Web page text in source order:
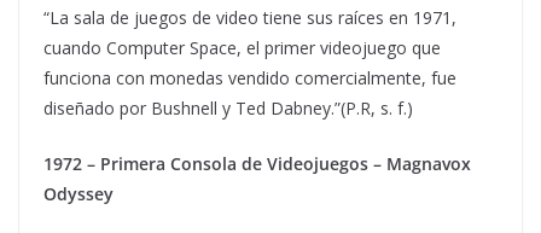
“La sala de juegos de video tiene sus raíces en 1971,
cuando Computer Space, el primer videojuego que
funciona con monedas vendido comercialmente, fue
diseñado por Bushnell y Ted Dabney.”(P.R, s. f.)
1972 – Primera Consola de Videojuegos – Magnavox
Odyssey